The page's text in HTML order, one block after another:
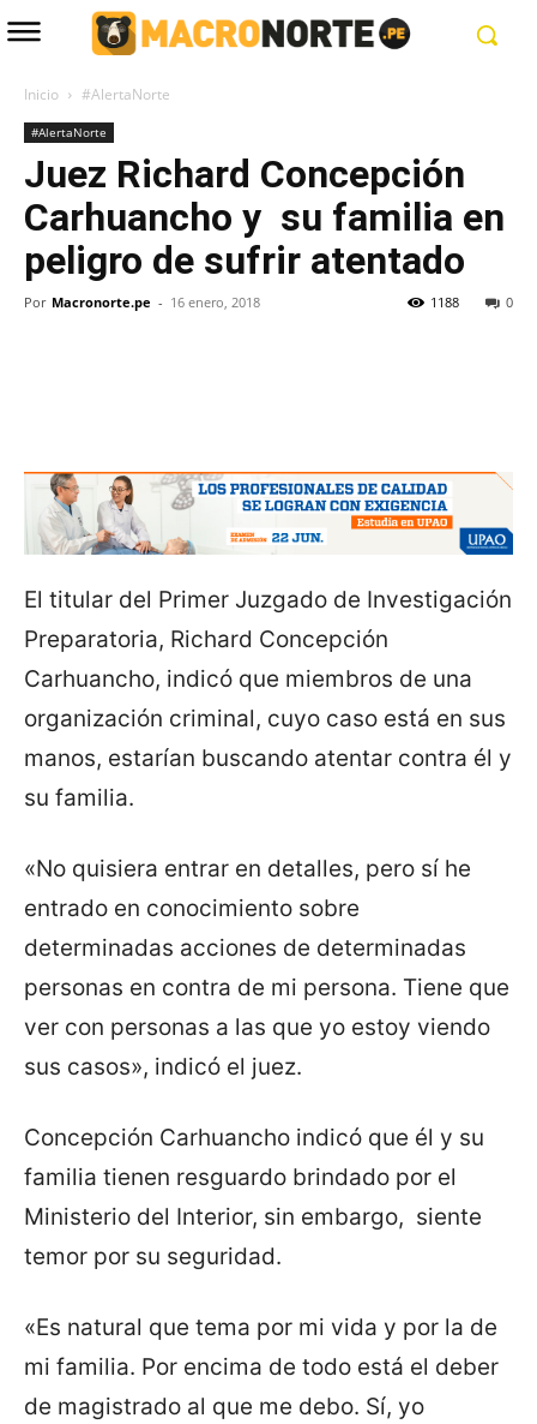
Inicio #AlertaNorte
#AlertaNorte
Juez Richard Concepción
Carhuancho y su familia en
peligro de sufrir atentado
Por Macronorte.pe - 16 enero, 2018 0
1188
El titular del Primer Juzgado de Investigación
Preparatoria, Richard Concepción
Carhuancho, indicó que miembros de una
organización criminal, cuyo caso está en sus
manos, estarían buscando atentar contra él y
su familia.
«No quisiera entrar en detalles, pero sí he
entrado en conocimiento sobre
determinadas acciones de determinadas
personas en contra de mi persona. Tiene que
ver con personas a las que yo estoy viendo
sus casos», indicó el juez.
Concepción Carhuancho indicó que él y su
familia tienen resguardo brindado por el
Ministerio del Interior, sin embargo, siente
temor por su seguridad.
«Es natural que tema por mi vida y por la de
mi familia. Por encima de todo está el deber
de magistrado al que me debo. Sí, yo